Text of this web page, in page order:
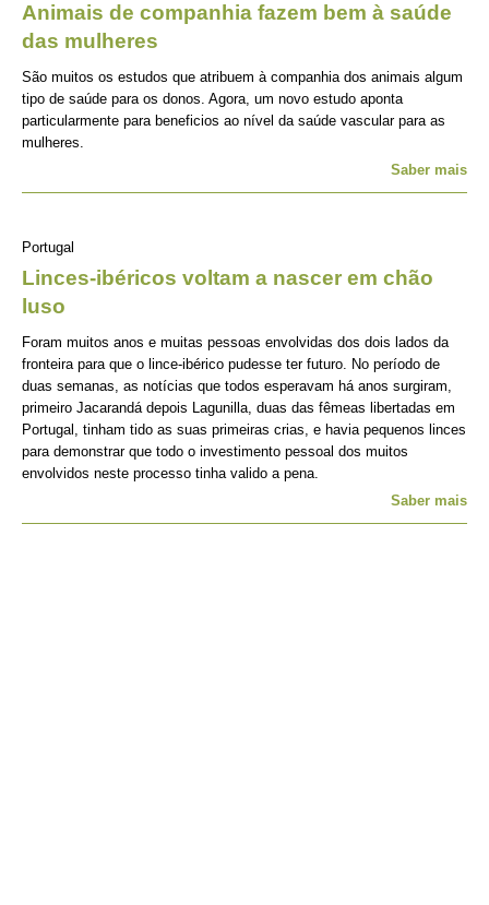
Animais de companhia fazem bem à saúde
das mulheres
São muitos os estudos que atribuem à companhia dos animais algum
tipo de saúde para os donos. Agora, um novo estudo aponta
particularmente para beneficios ao nível da saúde vascular para as
mulheres.
Saber mais
Portugal
Linces-ibéricos voltam a nascer em chão
luso
Foram muitos anos e muitas pessoas envolvidas dos dois lados da
fronteira para que o lince-ibérico pudesse ter futuro. No período de
duas semanas, as notícias que todos esperavam há anos surgiram,
primeiro Jacarandá depois Lagunilla, duas das fêmeas libertadas em
Portugal, tinham tido as suas primeiras crias, e havia pequenos linces
para demonstrar que todo o investimento pessoal dos muitos
envolvidos neste processo tinha valido a pena.
Saber mais